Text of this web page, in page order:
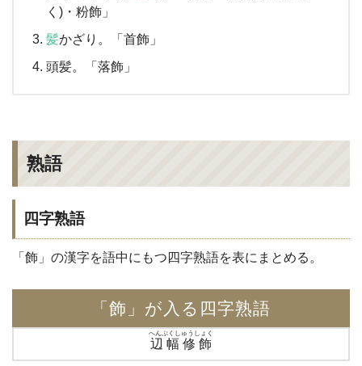
く)・粉飾」
髪かざり。「首飾」
頭髪。「落飾」
熟語
四字熟語
「飾」の漢字を語中にもつ四字熟語を表にまとめる。
「飾」が入る四字熟語
辺幅修飾
へんぷくしゅうしょく